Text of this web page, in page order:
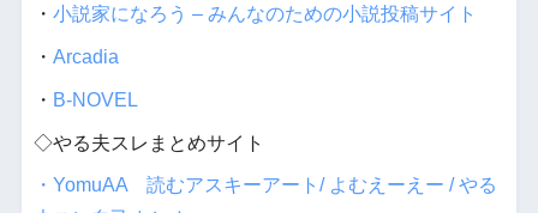
・ 小説家になろう – みんなのための小説投稿サイト
・ Arcadia
・ B-NOVEL
◇やる夫スレまとめサイト
・YomuAA 読むアスキーアート/ よむえーえー / やる